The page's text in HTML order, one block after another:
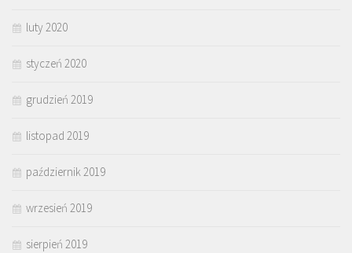
luty 2020
styczeń 2020
grudzień 2019
listopad 2019
październik 2019
wrzesień 2019
sierpień 2019